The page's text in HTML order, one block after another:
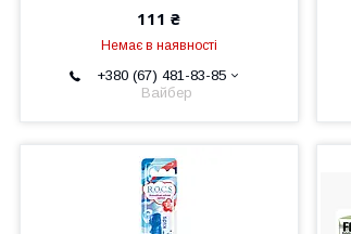
111 ₴
Немає в наявності
+380 (67) 481-83-85
Вайбер